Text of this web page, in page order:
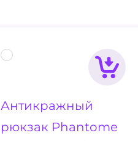
Антикражный
рюкзак Phantome